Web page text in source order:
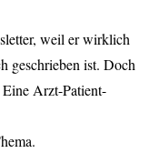
weil er wirklich
geschrieben ist. Doch
Arzt-Patient-